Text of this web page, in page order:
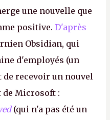
une nouvelle que
positive. D'après
Obsidian, qui
d'employés (un
de recevoir un nouvel
de Microsoft :
(qui n'a pas été un